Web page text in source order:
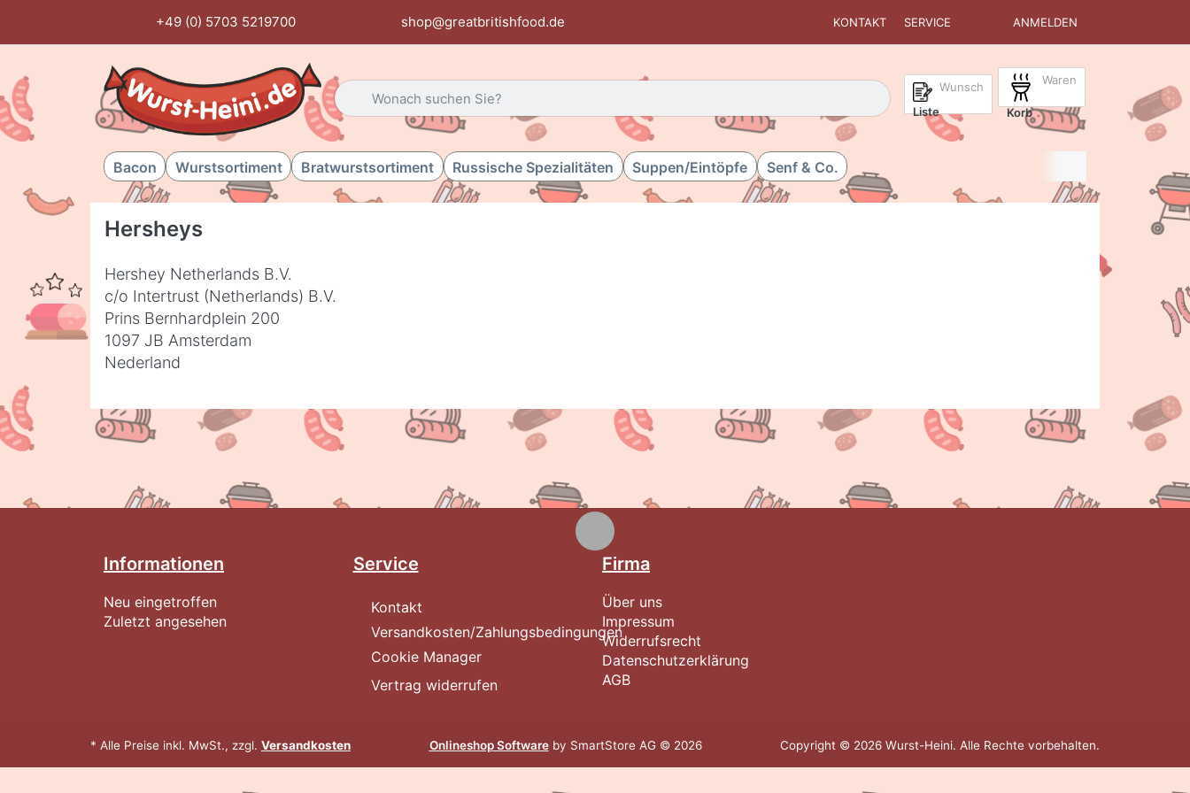
+49 (0) 5703 5219700 shop@greatbritishfood.de KONTAKT SERVICE ANMELDEN
Geben Sie einen Suchbegriff ein. Während Sie tippen, erscheinen automatisch erste Ergebnisse. Drücken Sie die Eingabetaste, um alle
Wunsch
Liste
Waren
Korb
Bacon Wurstsortiment Bratwurstsortiment Russische Spezialitäten Suppen/Eintöpfe Senf & Co.
Hersheys
Hershey Netherlands B.V.
c/o Intertrust (Netherlands) B.V.
Prins Bernhardplein 200
1097 JB Amsterdam
Nederland
Informationen
Neu eingetroffen
Zuletzt angesehen
Service
Kontakt
Versandkosten/Zahlungsbedingungen
Cookie Manager
Vertrag widerrufen
Firma
Über uns
Impressum
Widerrufsrecht
Datenschutzerklärung
AGB
* Alle Preise inkl. MwSt., zzgl. Versandkosten Onlineshop Softwareby SmartStore AG © 2026 Copyright © 2026 Wurst-Heini. Alle Rechte vorbehalten.